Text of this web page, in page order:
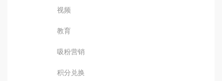
视频
教育
吸粉营销
积分兑换